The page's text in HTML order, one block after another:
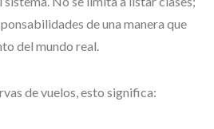
de una manera que
del mundo real.
de vuelos, esto significa: